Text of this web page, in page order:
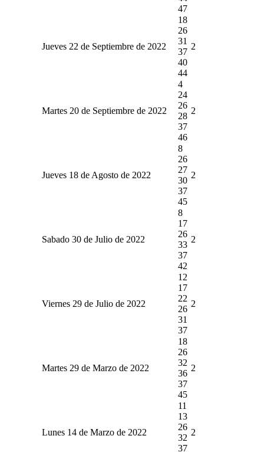
47
Jueves 22 de Septiembre de 2022
18
26
31
37
40
44
2
Martes 20 de Septiembre de 2022
4
24
26
28
37
46
2
Jueves 18 de Agosto de 2022
8
26
27
30
37
45
2
Sabado 30 de Julio de 2022
8
17
26
33
37
42
2
Viernes 29 de Julio de 2022
12
17
22
26
31
37
2
Martes 29 de Marzo de 2022
18
26
32
36
37
45
2
Lunes 14 de Marzo de 2022
11
13
26
32
37
2